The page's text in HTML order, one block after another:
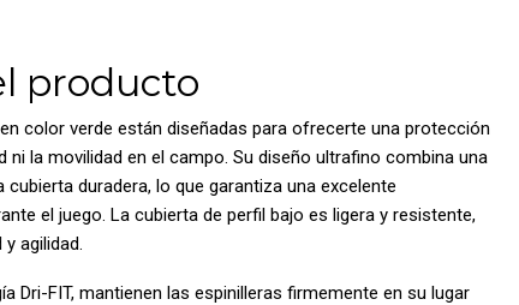
producto
color verde están diseñadas para ofrecerte una protección
la movilidad en el campo. Su diseño ultrafino combina una
duradera, lo que garantiza una excelente
el juego. La cubierta de perfil bajo es ligera y resistente,
agilidad.
Dri-FIT, mantienen las espinilleras firmemente en su lugar